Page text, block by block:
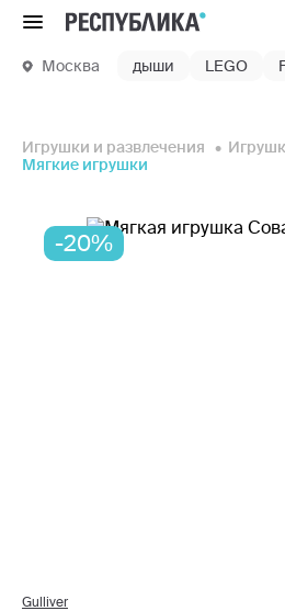
Меню
Москва дыши LEGO
Игрушки и развлечения
Мягкие игрушки
-20%
Gulliver